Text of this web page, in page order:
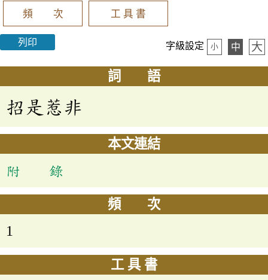
頻 次 工 具 書
列印 字級設定 小 中 大
詞 語
招是惹非
本文連結
附 錄
頻 次
1
工 具 書